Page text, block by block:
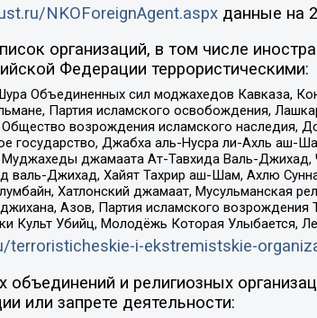
NKOForeignAgent.aspxданные на
организаций, в том числе
Федерации террористическими:
Объединенных сил моджахедов Кавказа,
Партия исламского освобождения,
возрождения исламского
государство, Джабха аль-Нусра ли-Ахль аш-
Муджахеды джамаата Ат-Тавхида Валь-
валь-Джихад, Хайят Тахрир аш-Шам, Ахлю
Хатлонский джамаат, Мусульманская
Азов, Партия исламского
Культ Убийц, Молодёжь Которая Улыбается,
terroristicheskie-i-ekstremistskie-
и религиозных
или запрете деятельности: